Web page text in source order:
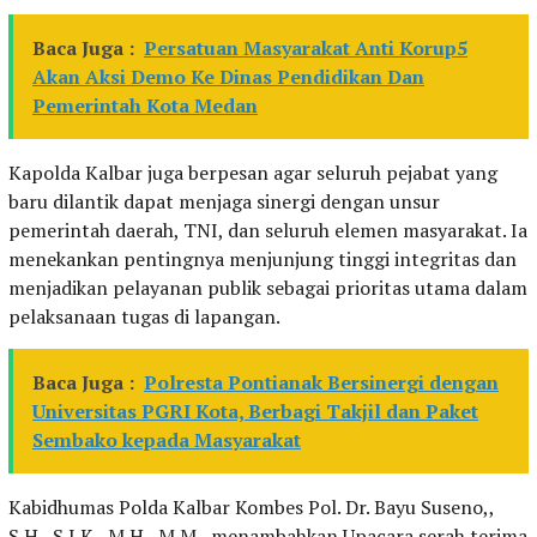
Baca Juga : Persatuan Masyarakat Anti Korup5
Akan Aksi Demo Ke Dinas Pendidikan Dan
Pemerintah Kota Medan
Kapolda Kalbar juga berpesan agar seluruh pejabat yang
baru dilantik dapat menjaga sinergi dengan unsur
pemerintah daerah, TNI, dan seluruh elemen masyarakat. Ia
menekankan pentingnya menjunjung tinggi integritas dan
menjadikan pelayanan publik sebagai prioritas utama dalam
pelaksanaan tugas di lapangan.
Baca Juga : Polresta Pontianak Bersinergi dengan
Universitas PGRI Kota, Berbagi Takjil dan Paket
Sembako kepada Masyarakat
Kabidhumas Polda Kalbar Kombes Pol. Dr. Bayu Suseno,,